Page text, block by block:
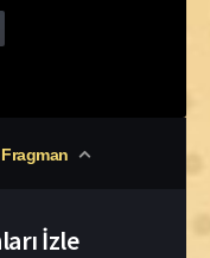
Fragman
İzle